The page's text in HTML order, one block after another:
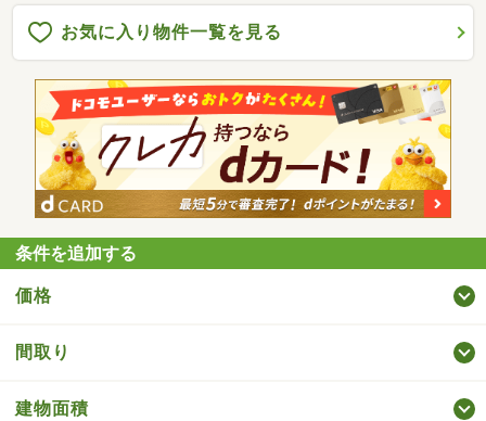
お気に入り物件一覧を見る
条件を追加する
価格
間取り
建物面積